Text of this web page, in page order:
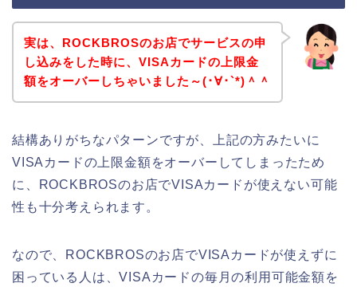
実は、ROCKBROSのお店でサービスの申
し込みをした時に、VISAカードの上限金
額をオーバーしちゃいました～(･∀･`*)＾＾
結構ありがちなパターンですが、上記の方みたいに
VISAカードの上限金額をオーバーしてしまったため
に、ROCKBROSのお店でVISAカードが使えない可能
性も十分考えられます。
なので、ROCKBROSのお店でVISAカードが使えずに
困っている人は、VISAカードの毎月の利用可能金額を